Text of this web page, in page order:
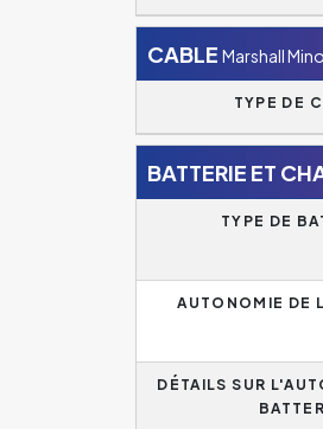
CABLE Marshall
TYPE DE
BATTERIE ET
TYPE DE
AUTONOMIE DE
DÉTAILS SUR